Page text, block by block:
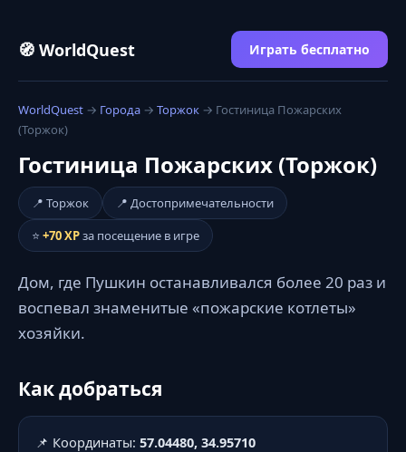
🧭 WorldQuest Играть бесплатно
WorldQuest → Города → Торжок → Гостиница Пожарских
(Торжок)
Гостиница Пожарских (Торжок)
📍 Торжок
📍 Достопримечательности
⭐ +70 XPза посещение в игре
Дом, где Пушкин останавливался более 20 раз и
воспевал знаменитые «пожарские котлеты»
хозяйки.
Как добраться
📌 Координаты: 57.04480, 34.95710